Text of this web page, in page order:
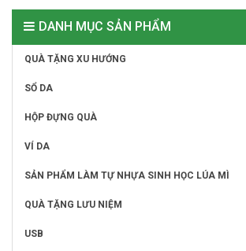
DANH MỤC SẢN PHẨM
QUÀ TẶNG XU HƯỚNG
SỔ DA
HỘP ĐỰNG QUÀ
VÍ DA
SẢN PHẨM LÀM TỰ NHỰA SINH HỌC LÚA MÌ
QUÀ TẶNG LƯU NIỆM
USB